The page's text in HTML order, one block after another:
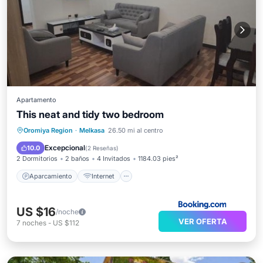
Apartamento
This neat and tidy two bedroom
Oromiya Region · Melkasa 26.50 mi al centro
10.0 Excepcional(2 Reseñas)
2 Dormitorios 2 baños 4 Invitados 1184.03 pies²
Aparcamiento Internet
Aparcamiento
Internet
Apto para niños
US $16/noche
7 noches - US $112 VER OFERTA